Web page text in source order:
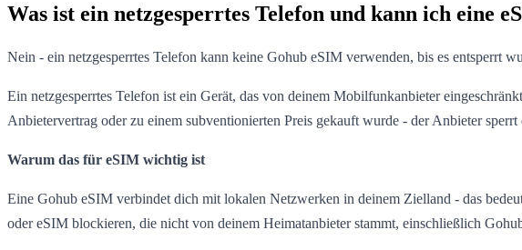
Was ist ein netzgesperrtes Telefon und kann ich eine
Nein - ein netzgesperrtes Telefon kann keine Gohub eSIM verwenden, bis es entsperrt
Ein netzgesperrtes Telefon ist ein Gerät, das von deinem Mobilfunkanbieter
Anbietervertrag oder zu einem subventionierten Preis gekauft wurde - der Anbieter
Warum das für eSIM wichtig ist
Eine Gohub eSIM verbindet dich mit lokalen Netzwerken in deinem Zielland - das
oder eSIM blockieren, die nicht von deinem Heimatanbieter stammt, einschließlich